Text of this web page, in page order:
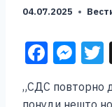
04.07.2025
F
a
c
M
ss
„СДС повторно